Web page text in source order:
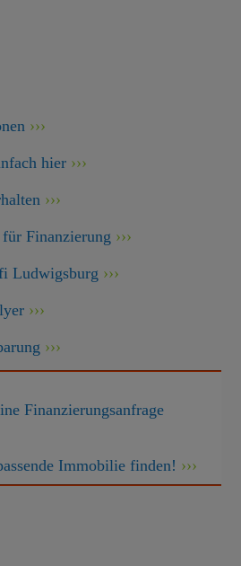
hier
Finanzierung
Ludwigsburg
Finanzierungsanfrage
Immobilie finden!